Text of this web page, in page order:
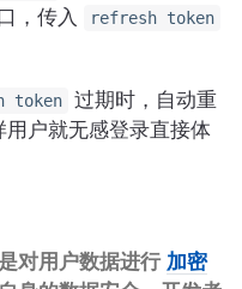
，传入 refresh token
token
过期时，自动重
户就无感登录直接体
对用户数据进行 加密